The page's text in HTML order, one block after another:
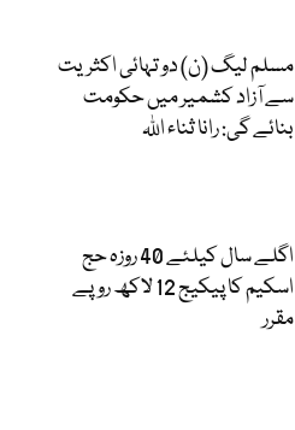
مسلم لیگ (ن) دو تہائی اکثریت
سے آزاد کشمیر میں حکومت
بنائے گی: رانا ثناء اللہ
اگلے سال کیلئے 40 روزہ حج
اسکیم کا پیکیج 12 لاکھ روپے
مقرر